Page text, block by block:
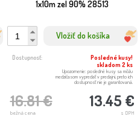
1x10m zel 90% 28513
Vložiť do košíka
16.81 €
bežná cena
13.45 €
s DPH
Dostupnosť:
Posledné kusy!
skladom 2 ks
Upozornenie: posledné kusy sa môžu
medzičasom vypredať v predajni, preto ich
dostupnosť nie je garantovaná.